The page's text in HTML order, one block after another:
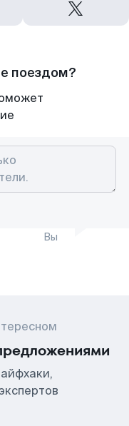
поездом?
Вы